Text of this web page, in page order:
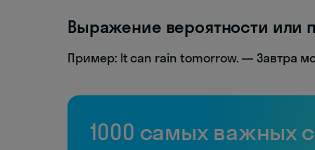
Выражение вероятности или
Пример: It can rain tomorrow. — Завтра
1000 самых важных